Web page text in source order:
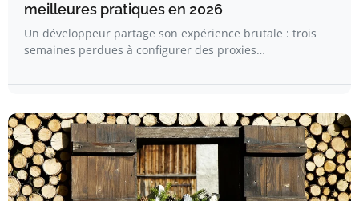
meilleures pratiques en 2026
Un développeur partage son expérience brutale : trois
semaines perdues à configurer des proxies…